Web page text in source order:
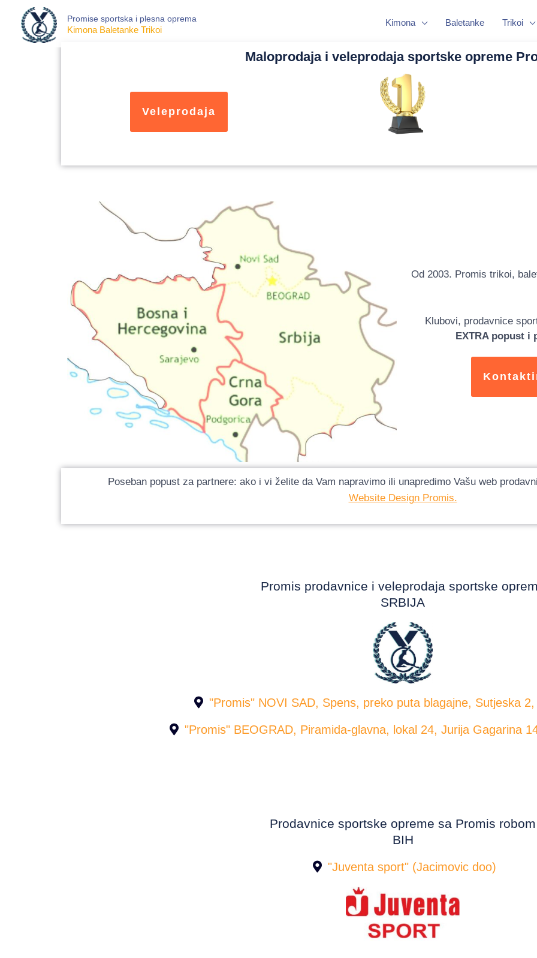
content
Promise sportska i plesna oprema
Kimona Baletanke Trikoi
Kimona Baletanke Trikoi
Maloprodaja i veleprodaja sportske opreme
Veleprodaja
Od 2003. Promis trikoi,
Klubovi, prodavnice
EXTRA popust i
Poseban popust za partnere: ako i vi želite da Vam napravimo ili unapredimo Vašu web
Website Design Promis.
Promis prodavnice i veleprodaja sportske
SRBIJA
"Promis" NOVI SAD, Spens, preko puta blagajne, Sutjeska
"Promis" BEOGRAD, Piramida-glavna, lokal 24, Jurija Gagarina
Prodavnice sportske opreme sa Promis robom
BIH
"Juventa sport" (Jacimovic doo)